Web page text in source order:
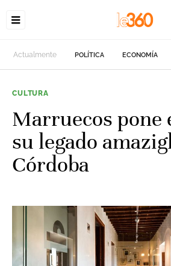
Actualmente POLÍTICA ECONOMÍA
CULTURA
Marruecos pone
su legado
Córdoba